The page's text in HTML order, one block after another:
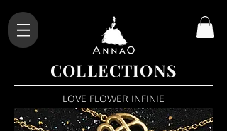
LOVE FLOWER INFINIE
COLLECTIONS